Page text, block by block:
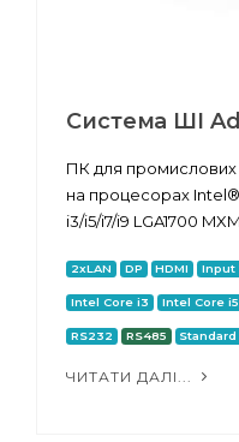
Система ШІ
ПК для промислових
на процесорах
i3/i5/i7/i9 LGA1700
2xLAN DP HDMI Input
Intel Core i3 Intel Core i5
RS232 RS485
ЧИТАТИ ДАЛІ...